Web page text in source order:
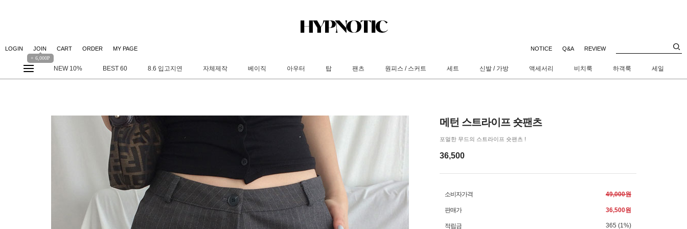
LOGIN JOIN
+ 6,000P
CART ORDER MY PAGE NOTICE Q&A REVIEW
NEW 10% BEST 60 8.6 입고지연 자체제작 베이직 아우터 탑 팬츠 원피스 / 스커트 세트 신발 / 가방 액세서리 비치룩 하객룩 세일
메턴 스트라이프 숏팬츠
포멀한 무드의 스트라이프 숏팬츠 !
36,500
소비자가격 49,000원
판매가 36,500원
적립금 365 (1%)